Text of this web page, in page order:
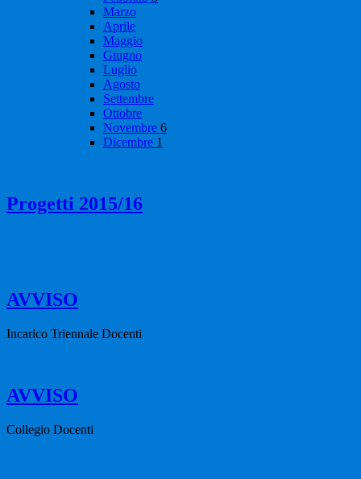
Marzo
Aprile
Maggio
Giugno
Luglio
Agosto
Settembre
Ottobre
Novembre 6
Dicembre 1
Progetti 2015/16
AVVISO
Incarico Triennale Docenti
AVVISO
Collegio Docenti